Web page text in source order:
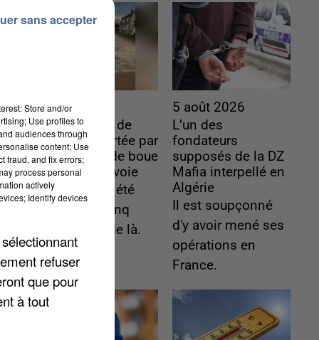
6 août 2026
Une touriste de
l’Oise emportée par
une coulée de boue
en Haute-Savoie
Son corps a été
retrouvé à cinq
kilomètres de là.
5 août 2026
L’un des
fondateurs
supposés de la DZ
Mafia interpellé en
Algérie
Il est soupçonné
d'y avoir mené ses
opérations en
France.
Store and/or
Use profiles to
audiences through
content; Use
fraud, and fix errors;
process personal
actively
Identify devices
refuser
que pour
à tout
sans accepter